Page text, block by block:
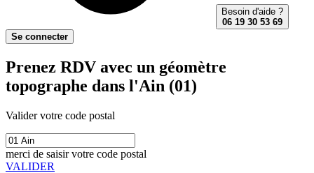
Besoin d'aide ?
06 19 30 53 69
Se connecter
Prenez RDV avec un géomètre
topographe dans l'Ain (01)
Valider votre code postal
merci de saisir votre code postal
VALIDER